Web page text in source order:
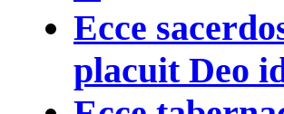
Ecce
placuit Deo